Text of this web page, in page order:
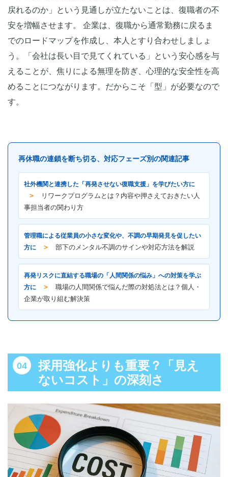
戻れるのか」という見通しが立たないことは、復職者の不
安を増幅させます。 企業は、復職から通常勤務に戻るま
でのロードマップを作成し、本人とすり合わせしましょ
う。「会社は長い目で見てくれている」という安心感を与
えることが、焦りによる無理を防ぎ、心理的な安全性を高
めることにつながります。だからこそ「型」が必要なので
す。
再休職の連鎖を断ち切る、対応フェーズ別の関連記事
社外機関と連携した「再発させない復職支援」を学びたい方に
＞
リワークプログラムとは？内容や押さえておきたい人
事担当者の関わり方
管理職による従業員の小さな変化や、不調の早期発見を促したい
方に
＞ 部下のメンタル不調のサインや対応方法を解説
再発リスクに直結する職場の「人間関係の悩み」への対策を学ぶ
方に
＞
職場の人間関係で悩んだ際の対処法とは？個人・
企業が取り組む解決策
採用強化よりも重要？「見え
ないコスト」の深刻さ